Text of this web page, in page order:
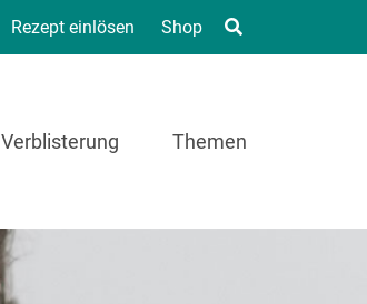
Rezept einlösen Shop
Verblisterung Themen